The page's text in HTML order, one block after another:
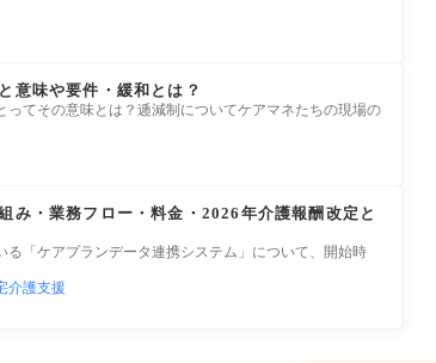
意味や要件・緩和とは？
てその意味とは？逓減制についてケアマネたちの現場の
み・業務フロー・料金・2026年介護報酬改定と
「ケアプランデータ連携システム」について、開始時
介護支援